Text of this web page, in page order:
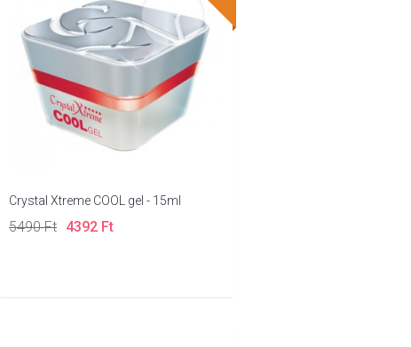
Crystal Xtreme COOL gel - 15ml
5490 Ft 4392 Ft